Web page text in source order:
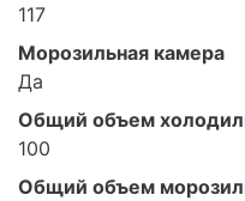
117
Морозильная камера
Да
Общий объем
100
Общий объем